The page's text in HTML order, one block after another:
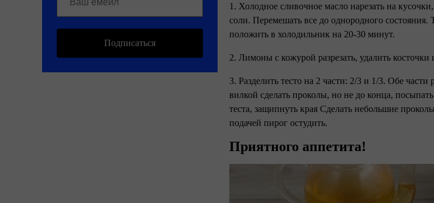
Подписаться
1. Холодное сливочное масло нарезать на
соли. Перемешать все до однородного состояния.
положить в холодильник на 20-30 минут.
2. Лимоны с кожурой разрезать, удалить
3. Разделить тесто на 2 части: 2/3 и 1/3. Обе
вилкой сделать проколы, но не до конца,
теста, защипнуть края Сделать небольшие
подачей пирог остудить.
Приятного аппетита!